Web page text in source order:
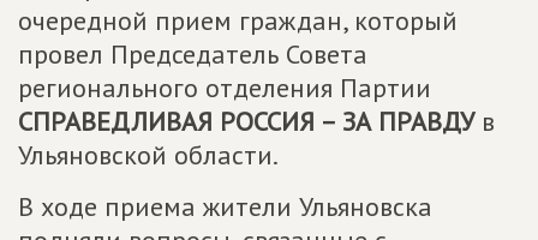
очередной прием граждан, который
провел Председатель Совета
регионального отделения Партии
СПРАВЕДЛИВАЯ РОССИЯ – ЗА ПРАВДУв
Ульяновской области.
В ходе приема жители Ульяновска